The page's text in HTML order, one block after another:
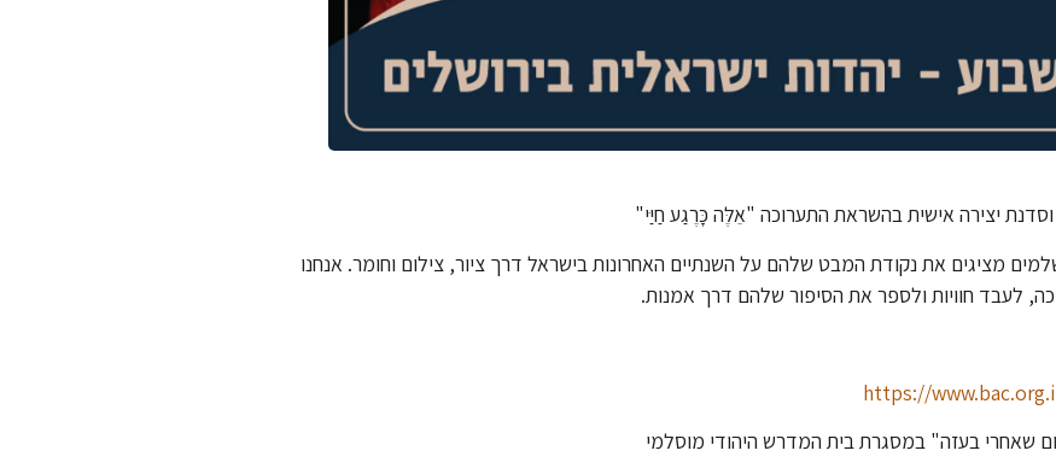
מציגים את נקודת המבט שלהם על השנתיים האחרונות בישראל דרך ציור, צילום וחומר. אנחנו
לעבד חוויות ולספר את הסיפור שלהם דרך אמנות.
https://